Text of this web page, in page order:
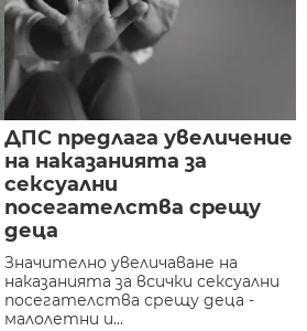
ДПС предлага увеличение
на наказанията за
сексуални
посегателства срещу
деца
Значително увеличаване на
наказанията за всички сексуални
посегателства срещу деца -
малолетни и...